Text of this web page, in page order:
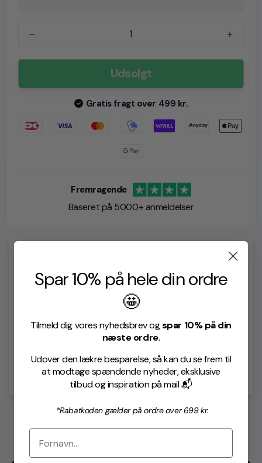
Udsolgt
Gratis fragt over 499 kr.
Fremragende
Baseret på 5000+ anmeldelser
Levering & retur
Levering
Vi bruger GLS og Dao365 til fragt af alle ordre.
Forsendelse med Dao365 Hjemmelevering: 35,- DKK
Kundeservice
Brug for hjælp?
Har du spørgsmål eller brug for hjælp? Så tøv ikke med
Spar 10% på hele din ordre
🤩
Tilmeld dig vores nyhedsbrev ogspar 10% på din
næste ordre.
Udover den lækre besparelse, så kan du se frem til
at modtage spændende nyheder, eksklusive
tilbud og inspiration på mail 📬
*Rabatkoden gælder på ordre over 699 kr.